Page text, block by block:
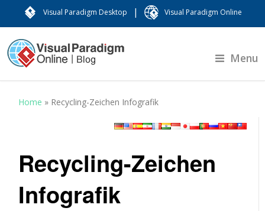
Visual Paradigm Desktop | Visual Paradigm Online
Menu
Home » Recycling-Zeichen Infografik
Recycling-Zeichen
Infografik